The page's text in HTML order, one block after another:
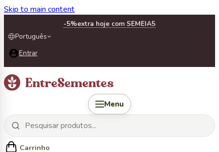
Skip to main content
-5%extra hoje com SEMEIA5
Português
Entrar
Menu
Carrinho